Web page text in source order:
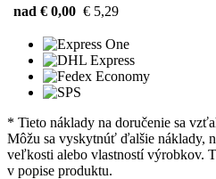
nad € 0,00 € 5,29
* Tieto náklady na doručenie sa
Môžu sa vyskytnúť ďalšie náklady,
veľkosti alebo vlastností výrobkov.
v popise produktu.